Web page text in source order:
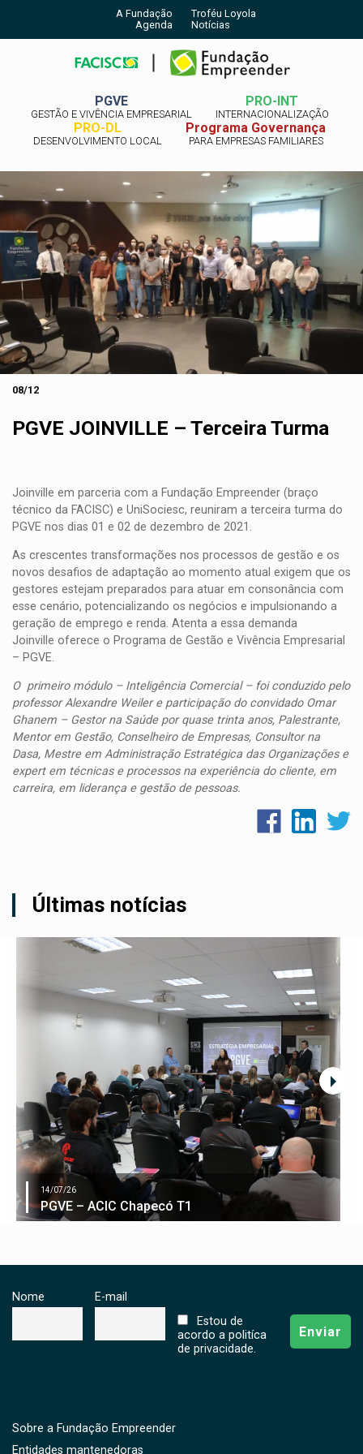
A Fundação
Troféu Loyola
Agenda
Notícias
PGVE
GESTÃO E VIVÊNCIA EMPRESARIAL
PRO-INT
INTERNACIONALIZAÇÃO
PRO-DL
DESENVOLVIMENTO LOCAL
Programa Governança
PARA EMPRESAS FAMILIARES
08/12
PGVE JOINVILLE – Terceira Turma
Joinville em parceria com a Fundação Empreender (braço
técnico da FACISC) e UniSociesc, reuniram a terceira turma do
PGVE nos dias 01 e 02 de dezembro de 2021.
As crescentes transformações nos processos de gestão e os
novos desafios de adaptação ao momento atual exigem que os
gestores estejam preparados para atuar em consonância com
esse cenário, potencializando os negócios e impulsionando a
geração de emprego e renda. Atenta a essa demanda
Joinville oferece o Programa de Gestão e Vivência Empresarial
– PGVE.
O primeiro módulo – Inteligência Comercial – foi conduzido pelo
professor Alexandre Weiler e participação do convidado Omar
Ghanem – Gestor na Saúde por quase trinta anos, Palestrante,
Mentor em Gestão, Conselheiro de Empresas, Consultor na
Dasa, Mestre em Administração Estratégica das Organizações e
expert em técnicas e processos na experiência do cliente, em
carreira, em liderança e gestão de pessoas.
Últimas notícias
14/07/26
PGVE – ACIC Chapecó T1
Nome
E-mail
Estou de
acordo a politíca
de privacidade.
Sobre a Fundação Empreender
Entidades mantenedoras